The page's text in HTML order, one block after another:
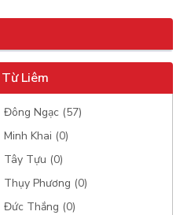
Liêm
Đông Ngạc (57)
Minh Khai (0)
Tây Tựu (0)
Thụy Phương (0)
Đức Thắng (0)